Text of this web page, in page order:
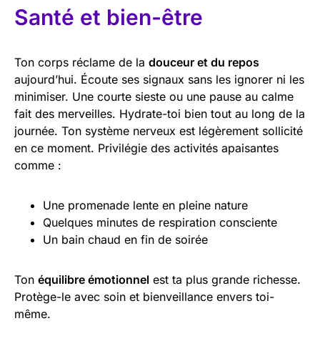
Santé et bien-être
Ton corps réclame de la douceur et du repos
aujourd’hui. Écoute ses signaux sans les ignorer ni les
minimiser. Une courte sieste ou une pause au calme
fait des merveilles. Hydrate-toi bien tout au long de la
journée. Ton système nerveux est légèrement sollicité
en ce moment. Privilégie des activités apaisantes
comme :
Une promenade lente en pleine nature
Quelques minutes de respiration consciente
Un bain chaud en fin de soirée
Ton équilibre émotionnel est ta plus grande richesse.
Protège-le avec soin et bienveillance envers toi-
même.